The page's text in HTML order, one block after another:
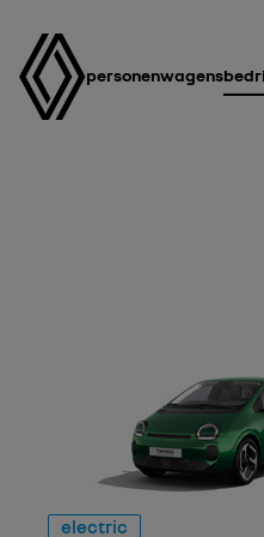
personenwagens
electric